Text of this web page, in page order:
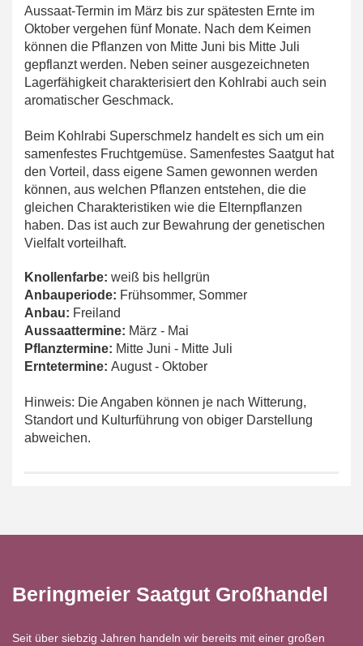
Aussaat-Termin im März bis zur spätesten Ernte im
Oktober vergehen fünf Monate. Nach dem Keimen
können die Pflanzen von Mitte Juni bis Mitte Juli
gepflanzt werden. Neben seiner ausgezeichneten
Lagerfähigkeit charakterisiert den Kohlrabi auch sein
aromatischer Geschmack.
Beim Kohlrabi Superschmelz handelt es sich um ein
samenfestes Fruchtgemüse. Samenfestes Saatgut hat
den Vorteil, dass eigene Samen gewonnen werden
können, aus welchen Pflanzen entstehen, die die
gleichen Charakteristiken wie die Elternpflanzen
haben. Das ist auch zur Bewahrung der genetischen
Vielfalt vorteilhaft.
Knollenfarbe: weiß bis hellgrün
Anbauperiode: Frühsommer, Sommer
Anbau: Freiland
Aussaattermine: März - Mai
Pflanztermine: Mitte Juni - Mitte Juli
Erntetermine: August- Oktober
Hinweis: Die Angaben können je nach Witterung,
Standort und Kulturführung von obiger Darstellung
abweichen.
Beringmeier Saatgut Großhandel
Seit über siebzig Jahren handeln wir bereits mit einer großen